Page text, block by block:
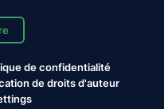
de confidentialité
de droits d'auteur